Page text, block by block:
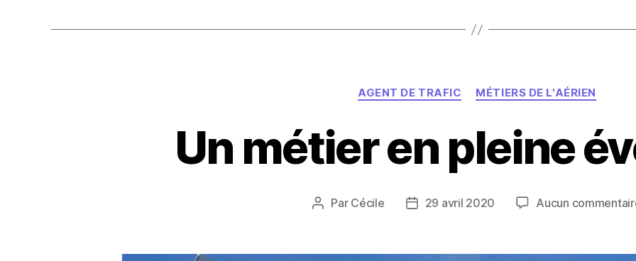
Catégories
AGENT DE TRAFIC MÉTIERS DE L'AÉRIEN
Un métier en pleine
Auteur
Par Cécile
Date29 avril 2020 Aucun